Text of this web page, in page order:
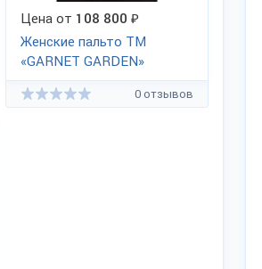
Цена от 108 800 ₽
Женские пальто ТМ
«GARNET GARDEN»
0 отзывов